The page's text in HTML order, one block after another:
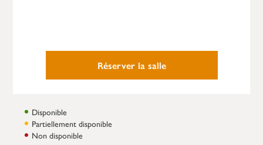
Réserver la salle
Disponible
Partiellement disponible
Non disponible